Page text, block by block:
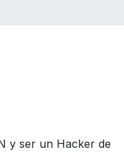
y ser un Hacker de